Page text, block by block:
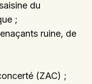
du
;
ruine, de
(ZAC) ;